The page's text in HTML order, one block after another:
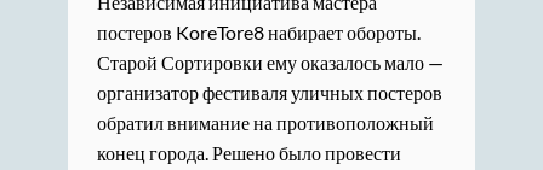
постеров KoreTore8 набирает обороты.
Старой Сортировки ему оказалось мало —
организатор фестиваля уличных постеров
обратил внимание на противоположный
конец города. Решено было провести